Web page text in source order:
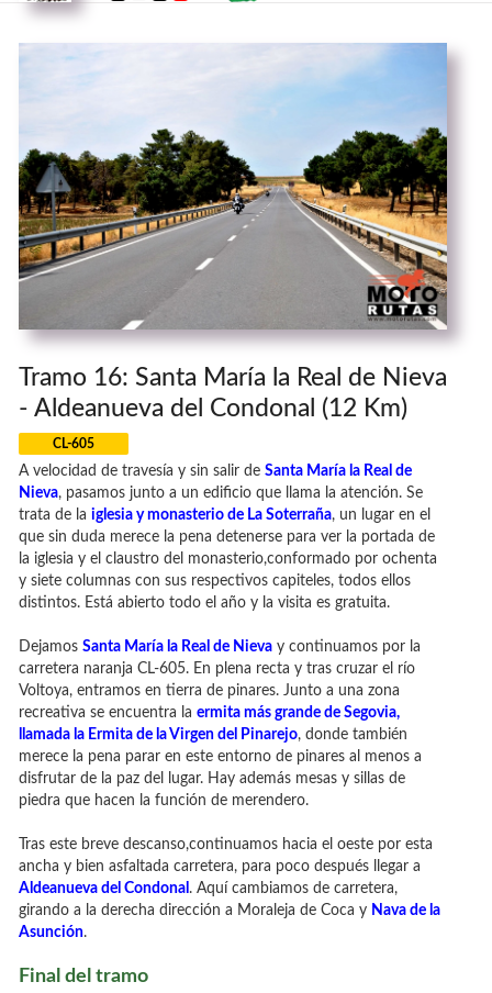
Tramo 16: Santa María la Real de Nieva
- Aldeanueva del Condonal (12 Km)
CL-605
A velocidad de travesía y sin salir de Santa María la Real de
Nieva, pasamos junto a un edificio que llama la atención. Se
trata de la iglesia y monasterio de La Soterraña, un lugar en el
que sin duda merece la pena detenerse para ver la portada de
la iglesia y el claustro del monasterio,conformado por ochenta
y siete columnas con sus respectivos capiteles, todos ellos
distintos. Está abierto todo el año y la visita es gratuita.
Dejamos Santa María la Real de Nieva y continuamos por la
carretera naranja CL-605. En plena recta y tras cruzar el río
Voltoya, entramos en tierra de pinares. Junto a una zona
recreativa se encuentra la ermita más grande de Segovia,
llamada la Ermita de la Virgen del Pinarejo, donde también
merece la pena parar en este entorno de pinares al menos a
disfrutar de la paz del lugar. Hay además mesas y sillas de
piedra que hacen la función de merendero.
Tras este breve descanso,continuamos hacia el oeste por esta
ancha y bien asfaltada carretera, para poco después llegar a
Aldeanueva del Condonal . Aquí cambiamos de carretera,
girando a la derecha dirección a Moraleja de Coca y Nava de la
Asunción.
Final del tramo